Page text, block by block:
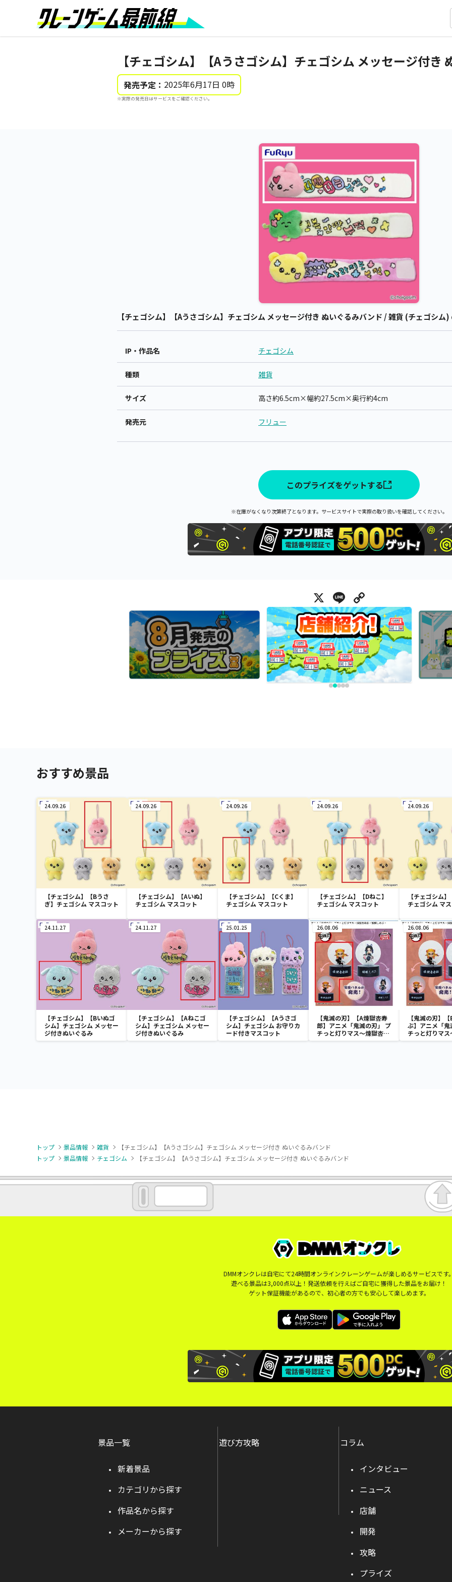
【チェゴシム】【Aうさゴシム】チェゴシム メッセージ付き
発売予定： 2025年6月17日 0時
※実際の発売日はサービスをご確認ください。
【チェゴシム】【Aうさゴシム】チェゴシム メッセージ付き ぬいぐるみバンド / 雑貨 (チェゴシム)
IP・作品名 チェゴシム
種類 雑貨
サイズ 高さ約6.5cm×幅約27.5cm×奥行約4cm
発売元 フリュー
このプライズをゲットする
※在庫がなくなり次第終了となります。サービスサイトで実際の取り扱いを確認してください。
X Line
おすすめ景品
24.09.26
【チェゴシム】【Bうさ
ぎ】チェゴシム マスコット
24.09.26
【チェゴシム】【Aいぬ】
チェゴシム マスコット
24.09.26
【チェゴシム】【Cくま】
チェゴシム マスコット
24.09.26
【チェゴシム】【Dねこ】
チェゴシム マスコット
24.09.26
【チェゴシム
チェゴシム マ
24.11.27
【チェゴシム】【Bいぬゴ
シム】チェゴシム メッセー
ジ付きぬいぐるみ
24.11.27
【チェゴシム】【Aねこゴ
シム】チェゴシム メッセー
ジ付きぬいぐるみ
25.01.25
【チェゴシム】【Aうさゴ
シム】チェゴシム お守りカ
ード付きマスコット
26.08.06
【鬼滅の刃】【A煉獄杏寿
郎】アニメ「鬼滅の刃」 プ
チっと灯りマス～煉獄杏寿
郎・胡蝶しのぶ～
26.08.06
【鬼滅の刃】
ぶ】アニメ「鬼
チっと灯りマ
郎・胡蝶しのぶ
トップ 景品情報 雑貨
【チェゴシム】【Aうさゴシム】チェゴシム メッセージ付き ぬいぐるみバンド
トップ
景品情報 チェゴシム 【チェゴシム】【Aうさゴシム】チェゴシム メッセージ付き ぬいぐるみバンド
DMMオンクレは自宅にて24時間オンラインクレーンゲームが楽しめるサービスです
遊べる景品は3,000点以上！発送依頼を行えばご自宅に獲得した景品をお届け！
ゲット保証機能があるので、初心者の方でも安心して楽しめます。
景品一覧
新着景品
カテゴリから探す
作品名から探す
メーカーから探す
遊び方攻略 コラム
インタビュー
ニュース
店舗
開発
攻略
プライズ